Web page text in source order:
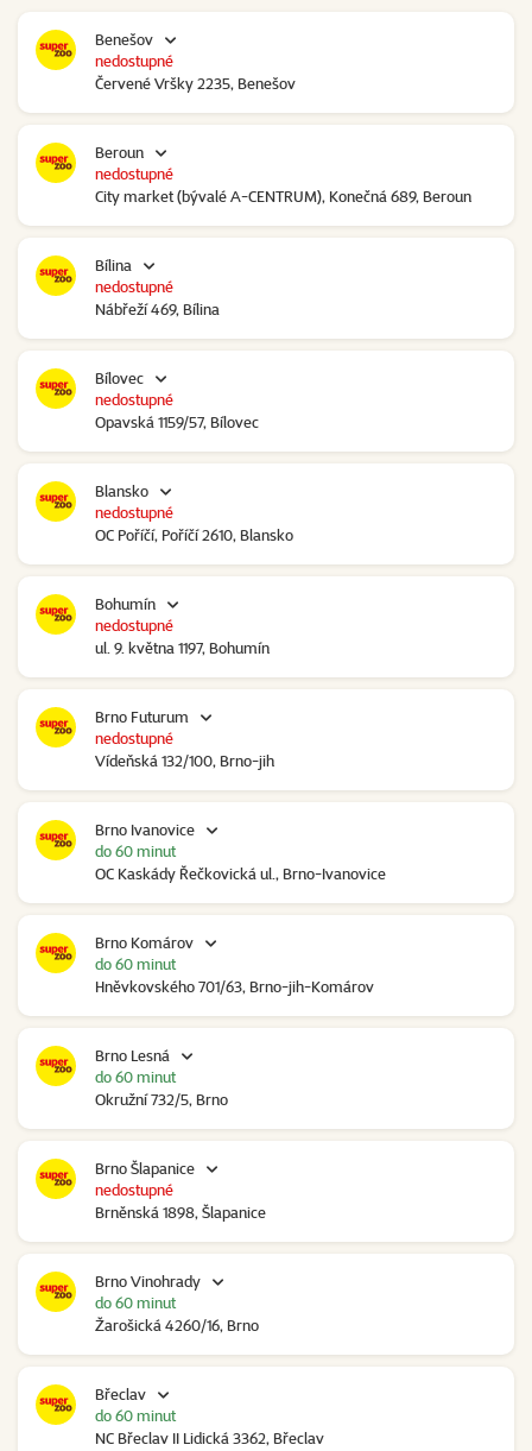
Benešov
Červené Vršky 2235, Benešov
nedostupné
Beroun
City market (bývalé A-CENTRUM), Konečná 689, Beroun
nedostupné
Bílina
Nábřeží 469, Bílina
nedostupné
Bílovec
Opavská 1159/57, Bílovec
nedostupné
Blansko
OC Poříčí, Poříčí 2610, Blansko
nedostupné
Bohumín
ul. 9. května 1197, Bohumín
nedostupné
Brno Futurum
Vídeňská 132/100, Brno-jih
nedostupné
Brno Ivanovice
OC Kaskády Řečkovická ul., Brno-Ivanovice
do 60 minut
Brno Komárov
Hněvkovského 701/63, Brno-jih-Komárov
do 60 minut
Brno Lesná
Okružní 732/5, Brno
do 60 minut
Brno Šlapanice
Brněnská 1898, Šlapanice
nedostupné
Brno Vinohrady
Žarošická 4260/16, Brno
do 60 minut
Břeclav
NC Břeclav II Lidická 3362, Břeclav
do 60 minut